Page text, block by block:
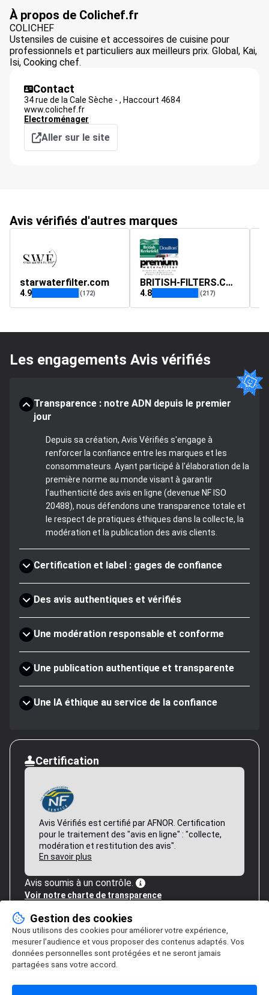
À propos de Colichef.fr
COLICHEF
Ustensiles de cuisine et accessoires de cuisine pour
professionnels et particuliers aux meilleurs prix. Global, Kai,
Isi, Cooking chef.
Contact
34 rue de la Cale Sèche - , Haccourt 4684
www.colichef.fr
Electroménager
Aller sur le site
Avis vérifiés d'autres marques
starwaterfilter.com
4.9 (172)
BRITISH-FILTERS.COM
4.8 (217)
Les engagements Avis vérifiés
Transparence : notre ADN depuis le premier
jour
Depuis sa création, Avis Vérifiés s'engage à
renforcer la confiance entre les marques et les
consommateurs. Ayant participé à l'élaboration de la
première norme au monde visant à garantir
l'authenticité des avis en ligne (devenue NF ISO
20488), nous défendons une transparence totale et
le respect de pratiques éthiques dans la collecte, la
modération et la publication des avis clients.
Certification et label : gages de confiance
Des avis authentiques et vérifiés
Une modération responsable et conforme
Une publication authentique et transparente
Une IA éthique au service de la confiance
Certification
Avis Vérifiés est certifié par AFNOR. Certification
pour le traitement des "avis en ligne" : "collecte,
modération et restitution des avis".
En savoir plus
Avis soumis à un contrôle.
Voir notre charte de transparence
Gestion des cookies
Nous utilisons des cookies pour améliorer votre expérience,
mesurer l’audience et vous proposer des contenus adaptés. Vos
données personnelles sont protégées et ne seront jamais
partagées sans votre accord.